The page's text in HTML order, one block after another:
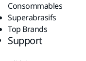
Consommables
Superabrasifs
Top Brands
Support